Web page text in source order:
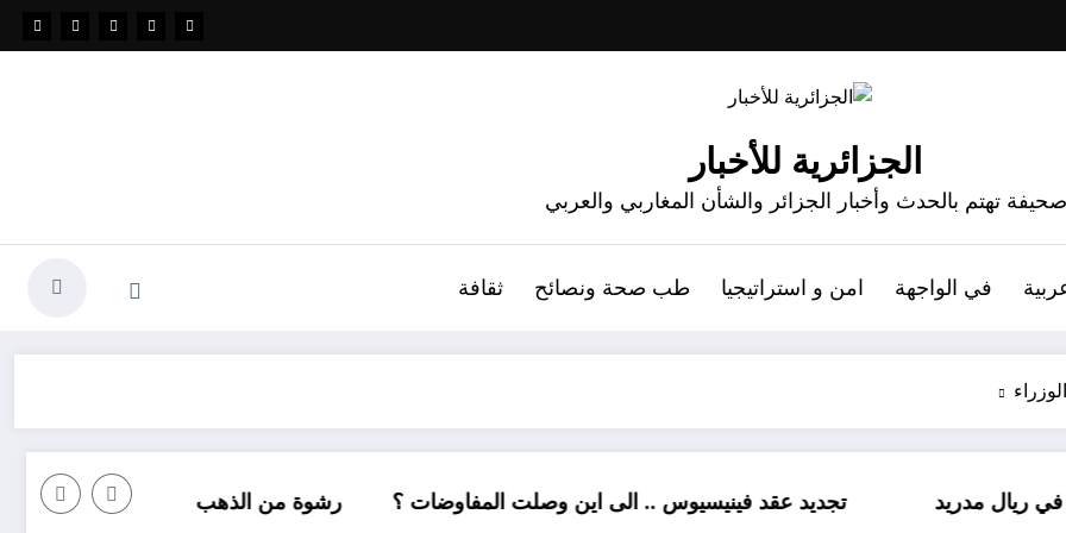
الجزائرية للأخبار
صحيفة تهتم بالحدث وأخبار الجزائر والشأن المغاربي والعربي
في الواجهة امن و استراتيجيا طب صحة ونصائح ثقافة
تجديد عقد فينيسيوس .. الى اين وصلت المفاوضات ؟ رشوة من الذهب كل شيء عن شراء السكنات في الجزائر